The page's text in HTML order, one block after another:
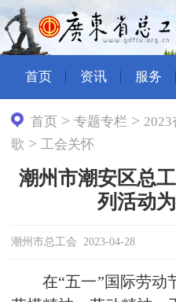
首页 资讯 服务
首页 >专题专栏 > 2023
歌 > 工会关怀
潮州市潮安区总
列活动
潮州市总工会 2023-04-28
在“五一”国际劳动